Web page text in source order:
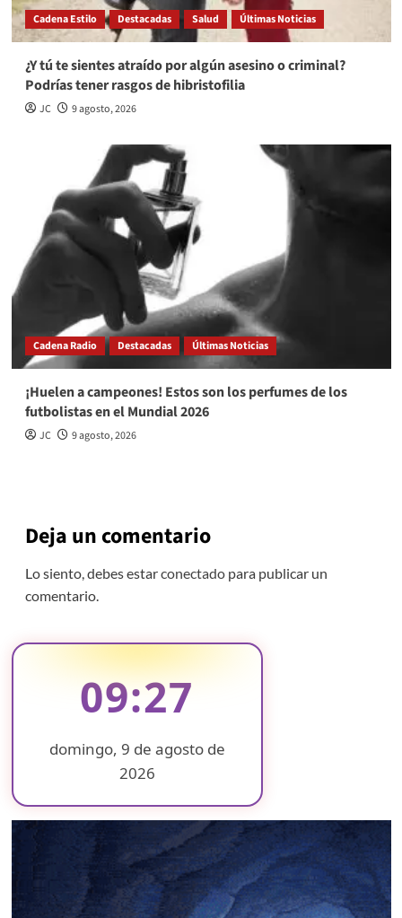
Cadena Estilo Destacadas Salud Últimas Noticias
¿Y tú te sientes atraído por algún asesino o criminal?
Podrías tener rasgos de hibristofilia
JC 9 agosto, 2026
Cadena Radio Destacadas Últimas Noticias
¡Huelen a campeones! Estos son los perfumes de los
futbolistas en el Mundial 2026
JC 9 agosto, 2026
Deja un comentario
Lo siento, debes estarconectadopara publicar un
comentario.
09:27
domingo, 9 de agosto de
2026
❄
❄
❄
❄